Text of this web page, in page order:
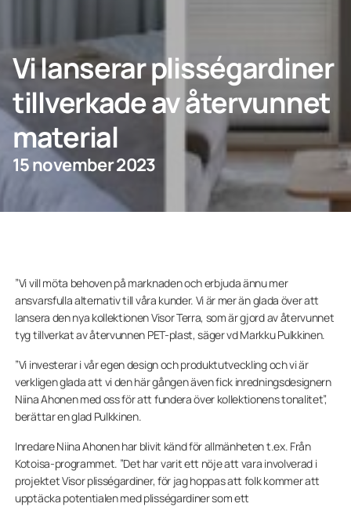
Privatperson
Företagskund
Vi lanserar plisségardiner
tillverkade av återvunnet
material
15 november 2023
”Vi vill möta behoven på marknaden och erbjuda ännu mer
ansvarsfulla alternativ till våra kunder. Vi är mer än glada över att
lansera den nya kollektionen Visor Terra, som är gjord av återvunnet
tyg tillverkat av återvunnen PET-plast, säger vd Markku Pulkkinen.
”Vi investerar i vår egen design och produktutveckling och vi är
verkligen glada att vi den här gången även fick inredningsdesignern
Niina Ahonen med oss ​​för att fundera över kollektionens tonalitet”,
berättar en glad Pulkkinen.
Inredare Niina Ahonen har blivit känd för allmänheten t.ex. Från
Kotoisa-programmet. ”Det har varit ett nöje att vara involverad i
projektet Visor plisségardiner, för jag hoppas att folk kommer att
upptäcka potentialen med plisségardiner som ett